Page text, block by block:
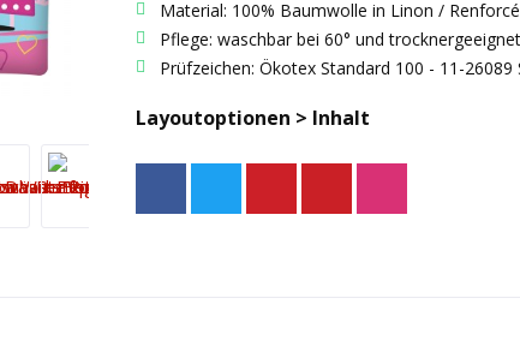
Material: 100% Baumwolle in Linon / Renforcé
Pflege: waschbar bei 60° und trocknergeeignet
Prüfzeichen: Ökotex Standard 100 - 11-26089
Layoutoptionen > Inhalt